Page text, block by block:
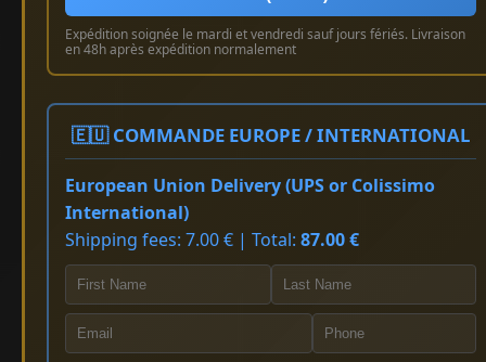
Expédition soignée le mardi et vendredi sauf jours fériés. Livraison
en 48h après expédition normalement
🇪🇺 COMMANDE EUROPE / INTERNATIONAL
European Union Delivery (UPS or Colissimo
International)
Shipping fees: 7.00 € | Total: 87.00 €